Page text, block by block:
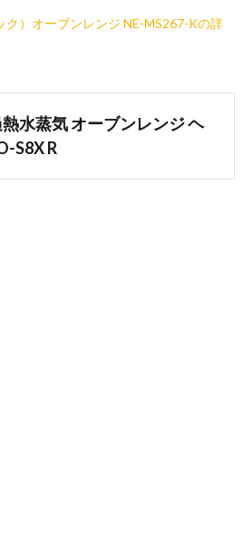
ク）オーブンレンジ NE-MS267-Kの詳
水蒸気 オーブンレンジ ヘ
S8X R